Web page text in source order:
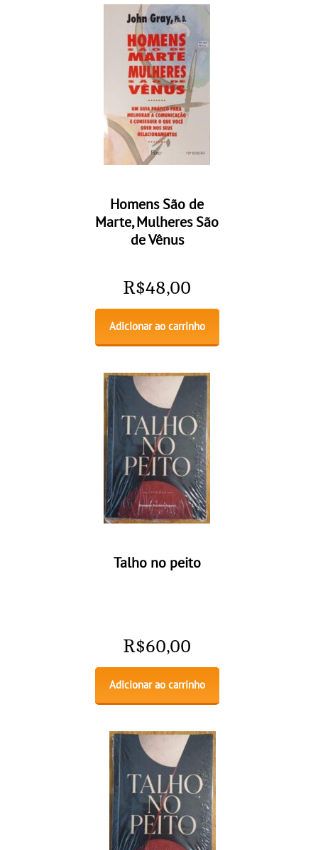
Homens São de
Marte, Mulheres São
de Vênus
R$48,00
Adicionar ao carrinho
Talho no peito
R$60,00
Adicionar ao carrinho